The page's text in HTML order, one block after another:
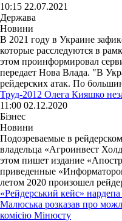
10:15 22.07.2021
Держава
Новини
В 2021 году в Украине
которые расследуются в
этом проинформировал
передает Нова Влада. "В
рейдерских атак. По
Труд-2012 Олега Кияшко
11:00 02.12.2020
Бізнес
Новини
Подозреваемые в
владельца «Агроинвест
этом пишет издание
приведенные
летом 2020 произошел
«Рейдерський кейс»
Малюська розказав про
комісію Мінюсту